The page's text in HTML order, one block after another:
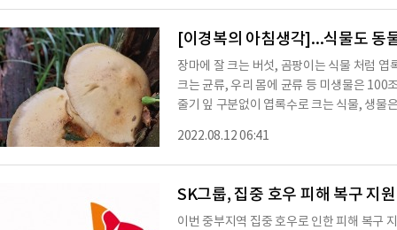
선제적으로 10일 지원했다. 추가로 이동식
[이경복의 아침생각]...식물도 동
장마에 잘 크는 버섯, 곰팡이는 식물 처럼
크는 균류, 우리 몸에 균류 등 미생물은
줄기 잎 구분없이 엽록수로 크는 식물, 생물
2022.08.12 06:41
SK그룹, 집중 호우 피해 복구 지
이번 중부지역 집중 호우로 인한 피해 복구